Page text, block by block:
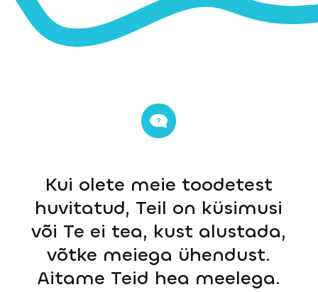
Kui olete meie toodetest
huvitatud, Teil on küsimusi
või Te ei tea, kust alustada,
võtke meiega ühendust.
Aitame Teid hea meelega.